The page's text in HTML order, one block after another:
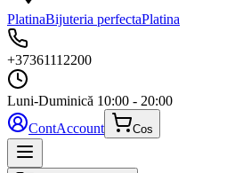
PlatinaBijuteria perfectaPlatina
+37361112200
Luni-Duminică 10:00 - 20:00
ContAccount Cos